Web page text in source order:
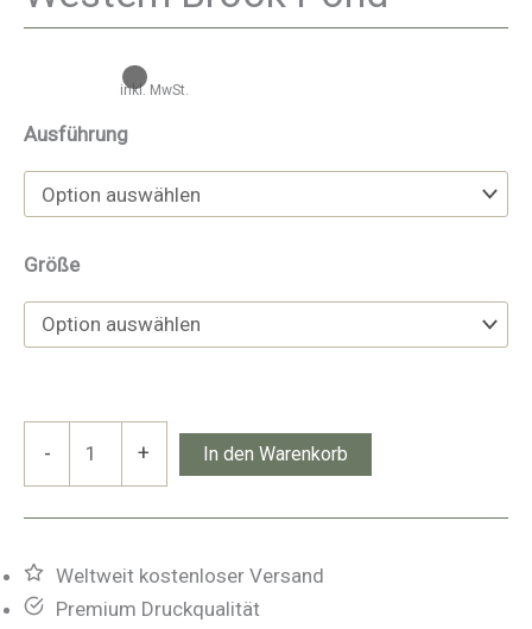
inkl. MwSt.
Ausführung
Größe
- + In den Warenkorb
Weltweit kostenloser Versand
Premium Druckqualität